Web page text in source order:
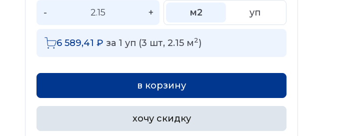
- + м2 уп
6 589,41 ₽ за 1 уп (3 шт, 2.15 м2)
в корзину
хочу скидку